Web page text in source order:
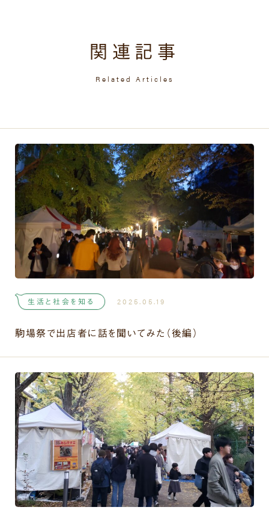
関連記事
Related Articles
駒場祭で出店者に話を聞いてみた（後編）
2025.05.19
生活と社会を知る